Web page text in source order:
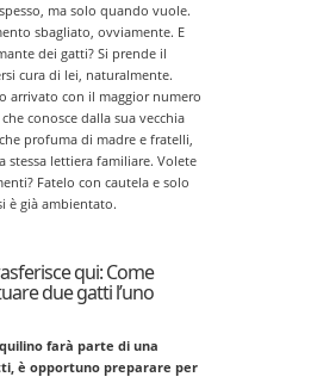
ma solo quando vuole.
sbagliato, ovviamente. E
dei gatti? Si prende il
cura di lei, naturalmente.
arrivato con il maggior numero
conosce dalla sua vecchia
profuma di madre e fratelli,
stessa lettiera familiare. Volete
Fatelo con cautela e solo
è già ambientato.
qui: Come
due gatti l’uno
farà parte di una
è opportuno preparare per